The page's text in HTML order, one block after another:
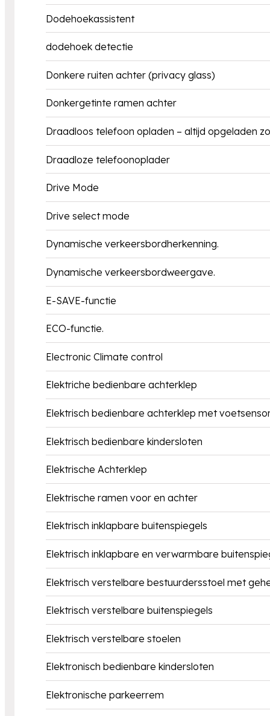
Dodehoekassistent
dodehoek detectie
Donkere ruiten achter (privacy glass)
Donkergetinte ramen achter
Draadloos telefoon opladen – altijd opgeladen
Draadloze telefoonoplader
Drive Mode
Drive select mode
Dynamische verkeersbordherkenning.
Dynamische verkeersbordweergave.
E-SAVE-functie
ECO-functie.
Electronic Climate control
Elektriche bedienbare achterklep
Elektrisch bedienbare achterklep met
Elektrisch bedienbare kindersloten
Elektrische Achterklep
Elektrische ramen voor en achter
Elektrisch inklapbare buitenspiegels
Elektrisch inklapbare en verwarmbare
Elektrisch verstelbare bestuurdersstoel met
Elektrisch verstelbare buitenspiegels
Elektrisch verstelbare stoelen
Elektronisch bedienbare kindersloten
Elektronische parkeerrem